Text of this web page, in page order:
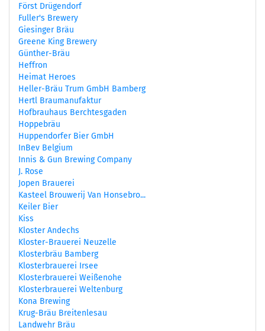
Först Drügendorf
Fuller's Brewery
Giesinger Bräu
Greene King Brewery
Günther-Bräu
Heffron
Heimat Heroes
Heller-Bräu Trum GmbH Bamberg
Hertl Braumanufaktur
Hofbrauhaus Berchtesgaden
Hoppebräu
Huppendorfer Bier GmbH
InBev Belgium
Innis & Gun Brewing Company
J. Rose
Jopen Brauerei
Kasteel Brouwerij Van Honsebro...
Keiler Bier
Kiss
Kloster Andechs
Kloster-Brauerei Neuzelle
Klosterbräu Bamberg
Klosterbrauerei Irsee
Klosterbrauerei Weißenohe
Klosterbrauerei Weltenburg
Kona Brewing
Krug-Bräu Breitenlesau
Landwehr Bräu